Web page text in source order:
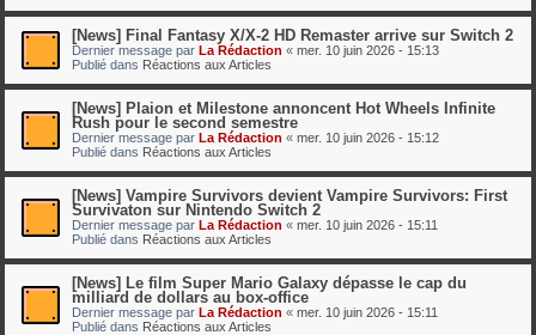
[News] Final Fantasy X/X-2 HD Remaster arrive sur Switch 2
Dernier message par La Rédaction « mer. 10 juin 2026 - 15:13
Publié dans Réactions aux Articles
[News] Plaion et Milestone annoncent Hot Wheels Infinite
Rush pour le second semestre
Dernier message par La Rédaction « mer. 10 juin 2026 - 15:12
Publié dans Réactions aux Articles
[News] Vampire Survivors devient Vampire Survivors: First
Survivaton sur Nintendo Switch 2
Dernier message par La Rédaction « mer. 10 juin 2026 - 15:11
Publié dans Réactions aux Articles
[News] Le film Super Mario Galaxy dépasse le cap du
milliard de dollars au box-office
Dernier message par La Rédaction « mer. 10 juin 2026 - 15:11
Publié dans Réactions aux Articles